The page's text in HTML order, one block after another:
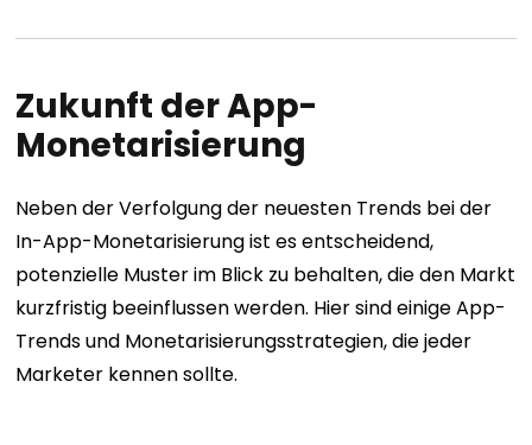
Zukunft der App-
Monetarisierung
Neben der Verfolgung der neuesten Trends bei der
In-App-Monetarisierung ist es entscheidend,
potenzielle Muster im Blick zu behalten, die den Markt
kurzfristig beeinflussen werden. Hier sind einige App-
Trends und Monetarisierungsstrategien, die jeder
Marketer kennen sollte.